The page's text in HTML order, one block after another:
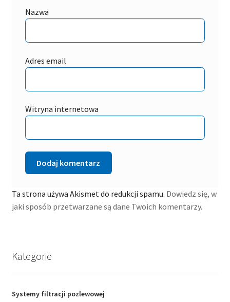
Nazwa
Adres email
Witryna internetowa
Ta strona używa Akismet do redukcji spamu. Dowiedz się, w
jaki sposób przetwarzane są dane Twoich komentarzy.
Kategorie
Systemy filtracji pozlewowej